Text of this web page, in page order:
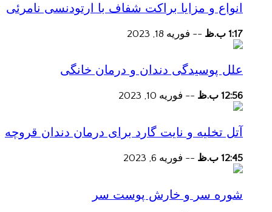
انواع و مزایا براکت شفاف با ارتودنسی نامرئی
1:17 ب.ظ -- فوریه 18, 2023
علل پوسیدگی دندان و درمان خانگی
12:56 ب.ظ -- فوریه 10, 2023
آتل تخلیه و نایت گارد برای درمان دندان قروچه
12:45 ب.ظ -- فوریه 6, 2023
شوره سر و خارش پوست سر